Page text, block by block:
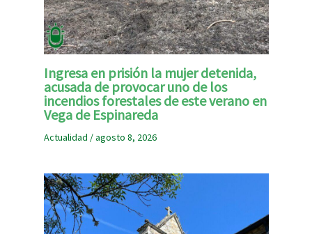
Ingresa en prisión la mujer detenida,
acusada de provocar uno de los
incendios forestales de este verano en
Vega de Espinareda
Actualidad /agosto 8, 2026